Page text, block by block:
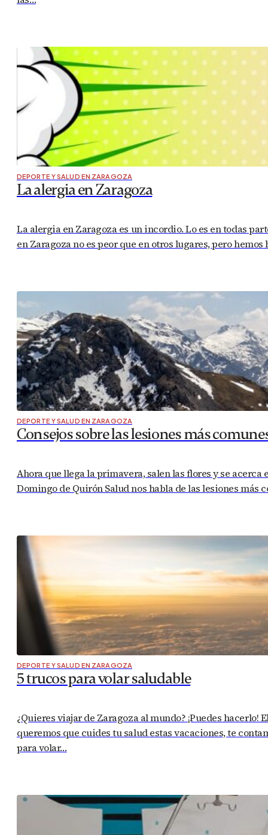
DEPORTE Y SALUD EN ZARAGOZA
La alergia en Zaragoza
La alergia en Zaragoza es un incordio. Lo es en todas
en Zaragoza no es peor que en otros lugares, pero
DEPORTE Y SALUD EN ZARAGOZA
Consejos sobre las lesiones más
Ahora que llega la primavera, salen las flores y se
Domingo de Quirón Salud nos habla de las lesiones
DEPORTE Y SALUD EN ZARAGOZA
5 trucos para volar saludable
¿Quieres viajar de Zaragoza al mundo? ¡Puedes
queremos que cuides tu salud estas vacaciones, te
para volar…